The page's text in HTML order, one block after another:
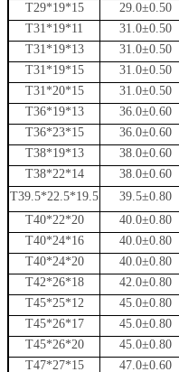
T29*19*15
29.0±0.50
T31*19*11
31.0±0.50
T31*19*13
31.0±0.50
T31*19*15
31.0±0.50
T31*20*15
31.0±0.50
T36*19*13
36.0±0.60
T36*23*15
36.0±0.60
T38*19*13
38.0±0.60
T38*22*14
38.0±0.60
T39.5*22.5*19.5
39.5±0.80
T40*22*20
40.0±0.80
T40*24*16
40.0±0.80
T40*24*20
40.0±0.80
T42*26*18
42.0±0.80
T45*25*12
45.0±0.80
T45*26*17
45.0±0.80
T45*26*20
45.0±0.80
T47*27*15
47.0±0.60